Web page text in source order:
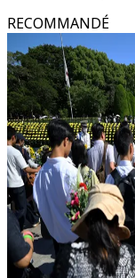
RECOMMANDÉ